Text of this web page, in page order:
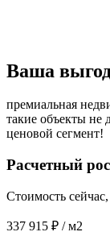
Ваша
премиальная
такие объекты не
ценовой сегмент!
Расчетный
Стоимость
337 915 ₽ / м2